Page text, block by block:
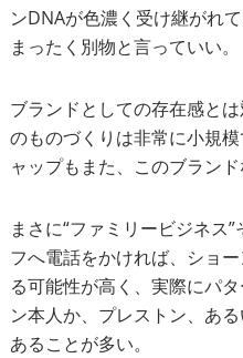
ンDNAが色濃く受け継がれ
まったく別物と言っていい。
ブランドとしての存在感と
のものづくりは非常に小規
ャップもまた、このブランド
まさに“ファミリービジネス
フへ電話をかければ、ショ
る可能性が高く、実際にパ
ン本人か、プレストン、あ
あることが多い。